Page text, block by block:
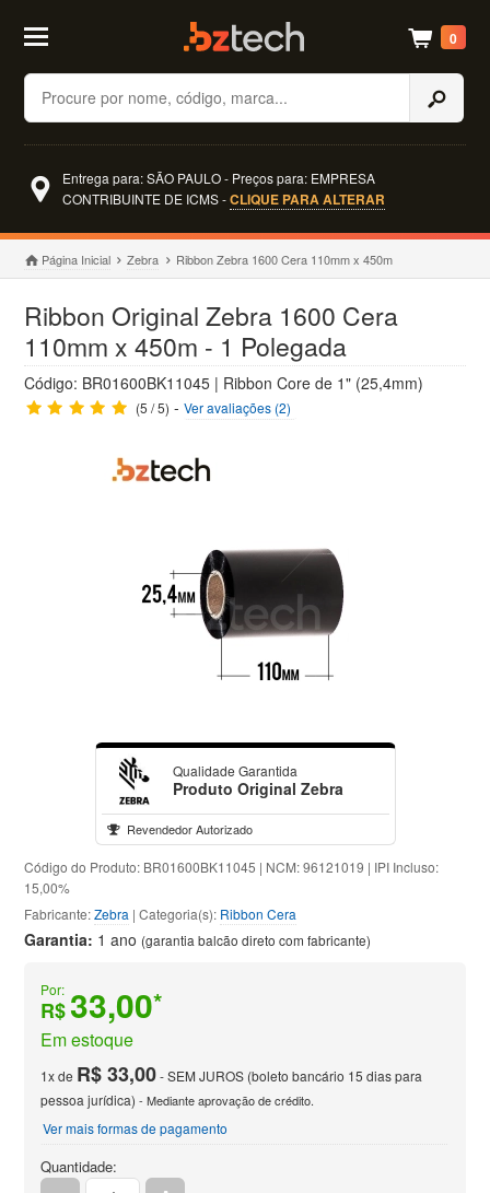
Buscar
0
Entrega para: SÃO PAULO - Preços para: EMPRESA
CONTRIBUINTE DE ICMS -CLIQUE PARA ALTERAR
Página Inicial Zebra Ribbon Zebra 1600 Cera 110mm x 450m
Ribbon Original Zebra 1600 Cera
110mm x 450m - 1 Polegada
Código: BR01600BK11045 | Ribbon Core de 1" (25,4mm)
(5 / 5) -Ver avaliações (2)
Qualidade Garantida
Produto Original Zebra
Revendedor Autorizado
Código do Produto: BR01600BK11045 | NCM: 96121019 | IPI Incluso:
15,00%
Fabricante:Zebra | Categoria(s): Ribbon Cera
Garantia: 1 ano (garantia balcão direto com fabricante)
Por:
R$33,00*
Em estoque
1x de R$ 33,00- SEM JUROS (boleto bancário 15 dias para
pessoa jurídica) - Mediante aprovação de crédito.
Ver mais formas de pagamento
Quantidade: